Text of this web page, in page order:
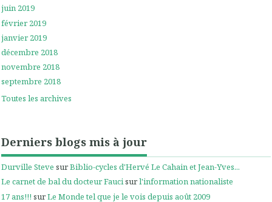
juin 2019
février 2019
janvier 2019
décembre 2018
novembre 2018
septembre 2018
Toutes les archives
Derniers blogs mis à jour
Durville Steve surBiblio-cycles d'Hervé Le Cahain et Jean-Yves...
Le carnet de bal du docteur Faucisurl'information nationaliste
17 ans!!! surLe Monde tel que je le vois depuis août 2009